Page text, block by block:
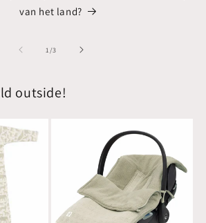
van het land?
1 /van
3
outside!